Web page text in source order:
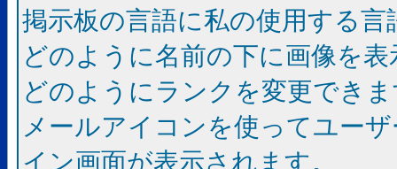
掲示板の言語に私の使用する
どのように名前の下に画像を
どのようにランクを変更でき
メールアイコンを使ってユー
イン画面が表示されます。